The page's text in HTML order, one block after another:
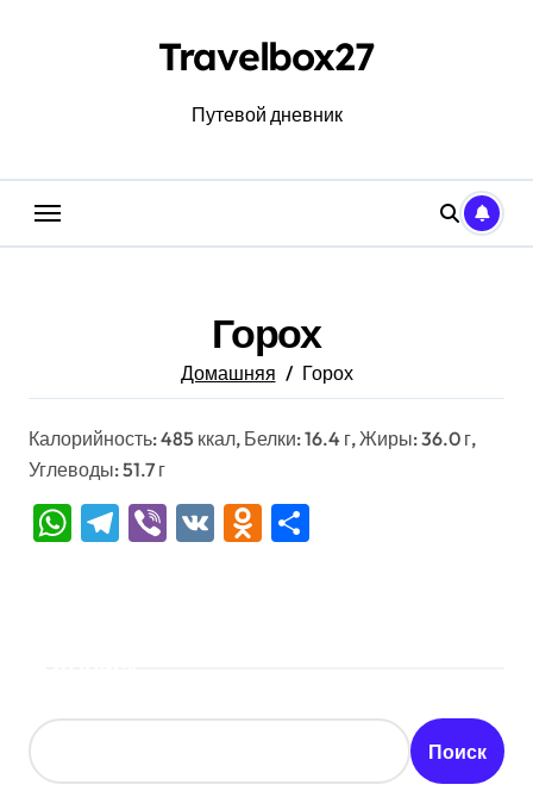
Travelbox27
Путевой дневник
Горох
Домашняя Горох
Калорийность: 485 ккал, Белки: 16.4 г, Жиры: 36.0 г,
Углеводы: 51.7 г
WhatsApp
Telegram
Viber
VK Odnoklassniki
Поиск